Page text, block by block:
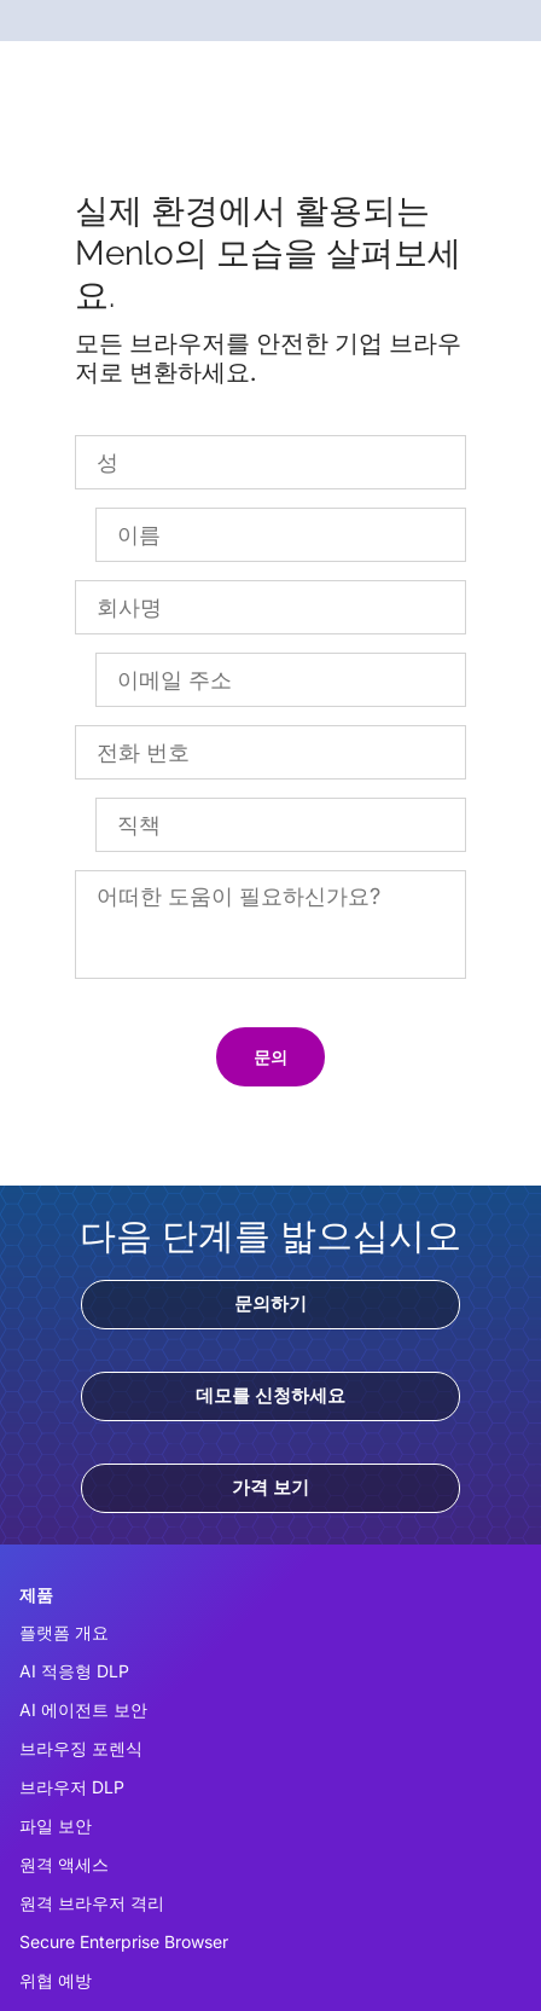
실제 환경에서 활용되는
Menlo의 모습을 살펴보세
요.
모든 브라우저를 안전한 기업 브라우
저로 변환하세요.
문의
다음 단계를 밟으십시오
문의하기
데모를 신청하세요
가격 보기
제품
플랫폼 개요
AI 적응형 DLP
AI 에이전트 보안
브라우징 포렌식
브라우저 DLP
파일 보안
원격 액세스
원격 브라우저 격리
Secure Enterprise Browser
위협 예방